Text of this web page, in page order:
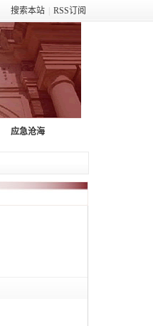
搜索本站 RSS订阅
应急沧海